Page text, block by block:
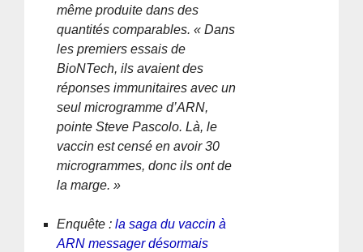
même produite dans des
quantités comparables. « Dans
les premiers essais de
BioNTech, ils avaient des
réponses immunitaires avec un
seul microgramme d’ARN,
pointe Steve Pascolo. Là, le
vaccin est censé en avoir 30
microgrammes, donc ils ont de
la marge. »
Enquête :la saga du vaccin à
ARN messager désormais